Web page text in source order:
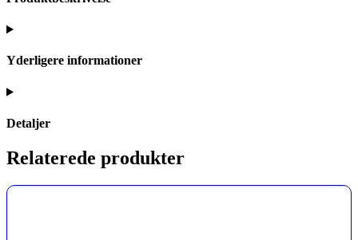
Yderligere informationer
Detaljer
Relaterede produkter